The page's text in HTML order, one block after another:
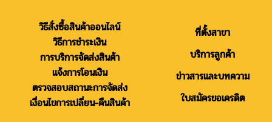
วิธีสั่งซื้อสินค้าออนไลน์
วิธีการชำระเงิน
การบริการจัดส่งสินค้า
แจ้งการโอนเงิน
ตรวจสอบสถานะการจัดส่ง
เงื่อนไขการเปลี่ยน-คืนสินค้า
ที่ตั้งสาขา
บริการลูกค้า
ข่าวสารและบทความ
ใบสมัครขอเครดิต